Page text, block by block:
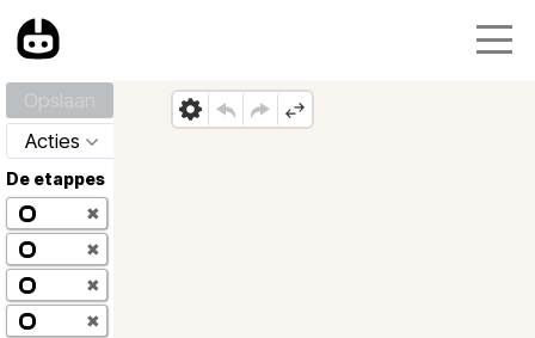
Acties
De etappes
✖
✖
✖
✖